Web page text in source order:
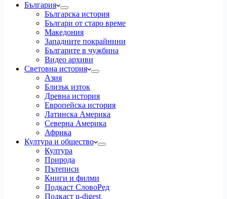
България
Българска история
Българи от старо време
Македония
Западните покрайнини
Българите в чужбина
Видео архиви
Световна история
Азия
Близък изток
Древна история
Европейска история
Латинска Америка
Северна Америка
Африка
Култура и общество
Култура
Природа
Пътеписи
Книги и филми
Подкаст СловоРед
Подкаст u-digest